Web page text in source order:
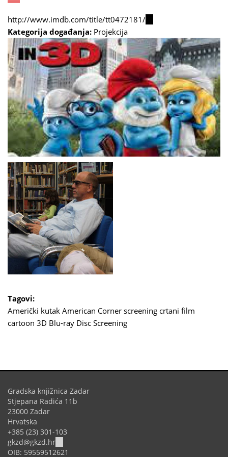
http://www.imdb.com/title/tt0472181/
external)
Kategorija događanja: Projekcija
Tagovi:
Američki kutak American Corner screening crtani film
cartoon 3D Blu-ray Disc Screening
Gradska knjižnica Zadar
Stjepana Radića 11b
23000 Zadar
Hrvatska
+385 (23) 301-103
gkzd@gkzd.hr
sends
OIB: 59559512621